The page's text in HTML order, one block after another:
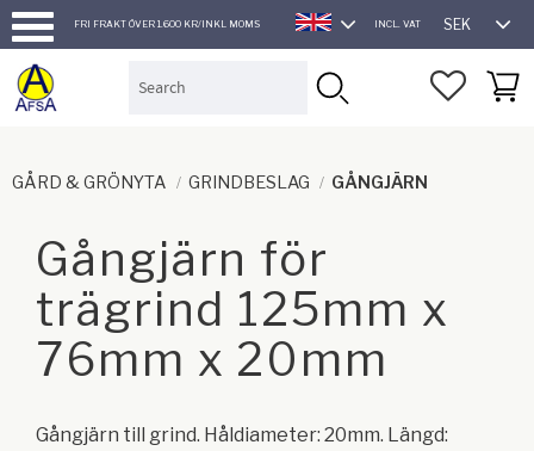
Menu
FRI FRAKT ÖVER 1.600 KR/INKL MOMS
ENGLISH
INCL. VAT SEK
GÅRD & GRÖNYTA GRINDBESLAG GÅNGJÄRN
Gångjärn för
trägrind 125mm x
76mm x 20mm
Gångjärn till grind. Håldiameter: 20mm. Längd: